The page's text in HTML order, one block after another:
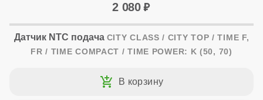
2 080
Датчик NTC подача CITY CLASS / CITY TOP / TIME F,
FR / TIME COMPACT / TIME POWER: K (50, 70)